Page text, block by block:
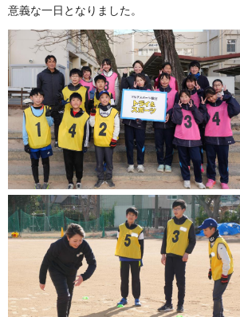
意義な一日となりました。